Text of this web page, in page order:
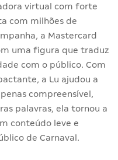
virtual com forte
com milhões de
a Mastercard
uma figura que traduz
com o público. Com
a Lu ajudou a
compreensível,
palavras, ela tornou a
conteúdo leve e
de Carnaval.